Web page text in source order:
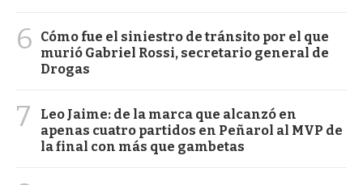
6
Cómo fue el siniestro de tránsito por el que
murió Gabriel Rossi, secretario general de
Drogas
7
Leo Jaime: de la marca que alcanzó en
apenas cuatro partidos en Peñarol al MVP de
la final con más que gambetas